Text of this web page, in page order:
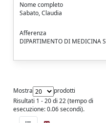
Nome completo
Sabato, Claudia
Afferenza
DIPARTIMENTO DI MEDICINA
Mostra
prodotti
Risultati 1 - 20 di 22 (tempo di
esecuzione: 0.06 secondi).